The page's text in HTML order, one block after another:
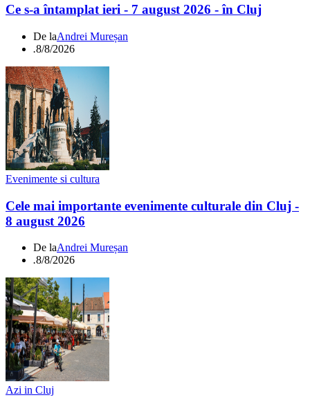
Ce s-a întamplat ieri - 7 august 2026 - în Cluj
De laAndrei Mureșan
.8/8/2026
Evenimente si cultura
Cele mai importante evenimente culturale din Cluj -
8 august 2026
De laAndrei Mureșan
.8/8/2026
Azi in Cluj